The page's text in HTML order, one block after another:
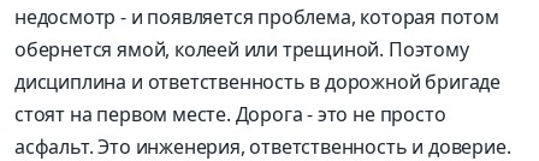
недосмотр - и появляется проблема, которая потом
обернется ямой, колеей или трещиной. Поэтому
дисциплина и ответственность в дорожной бригаде
стоят на первом месте. Дорога - это не просто
асфальт. Это инженерия, ответственность и доверие.